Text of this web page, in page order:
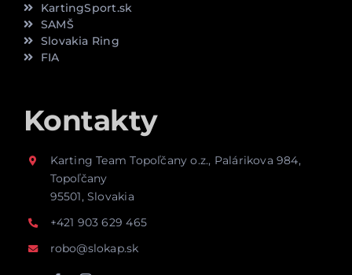
KartingSport.sk
SAMŠ
Slovakia Ring
FIA
Kontakty
Karting Team Topoľčany o.z., Palárikova 984,
Topoľčany
95501, Slovakia
+421 903 629 465
robo@slokap.sk